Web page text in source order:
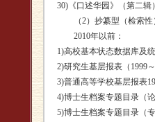
30)《口述华园》（第二辑
（2）抄纂型（检索性
2010年以前：
1)高校基本状态数据库及
2)研究生基层报表（1999～
3)普通高等学校基层报表
4)博士生档案专题目录（论
5)博士生档案专题目录（专